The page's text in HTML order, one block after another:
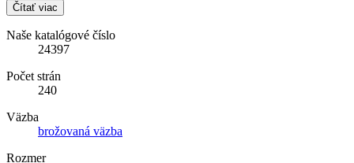
Čítať viac
Naše katalógové číslo
24397
Počet strán
240
Väzba
brožovaná väzba
Rozmer